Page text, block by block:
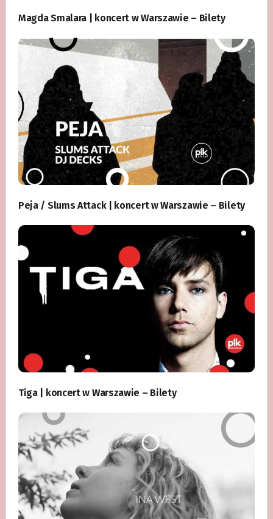
Magda Smalara | koncert w Warszawie – Bilety
Peja / Slums Attack | koncert w Warszawie – Bilety
Tiga | koncert w Warszawie – Bilety